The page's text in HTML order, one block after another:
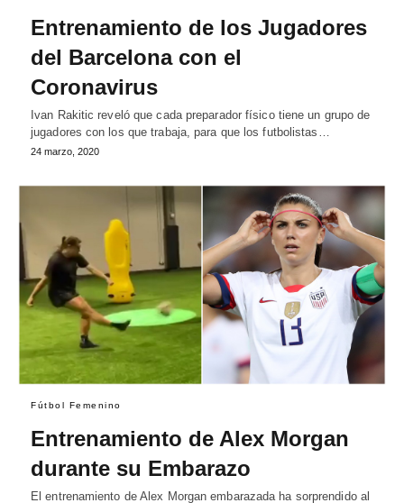
Entrenamiento de los Jugadores
del Barcelona con el
Coronavirus
Ivan Rakitic reveló que cada preparador físico tiene un grupo de
jugadores con los que trabaja, para que los futbolistas…
24 marzo, 2020
Fútbol Femenino
Entrenamiento de Alex Morgan
durante su Embarazo
El entrenamiento de Alex Morgan embarazada ha sorprendido al